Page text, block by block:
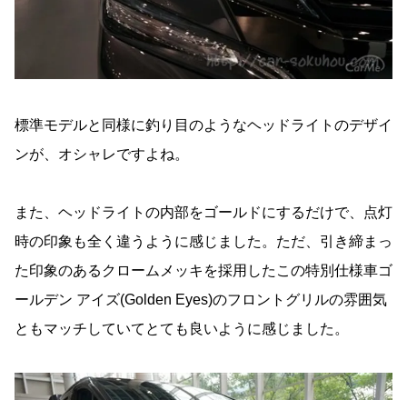
標準モデルと同様に釣り目のようなヘッドライトのデザイ
ンが、オシャレですよね。
また、ヘッドライトの内部をゴールドにするだけで、点灯
時の印象も全く違うように感じました。ただ、引き締まっ
た印象のあるクロームメッキを採用したこの特別仕様車ゴ
ールデン アイズ(Golden Eyes)のフロントグリルの雰囲気
ともマッチしていてとても良いように感じました。